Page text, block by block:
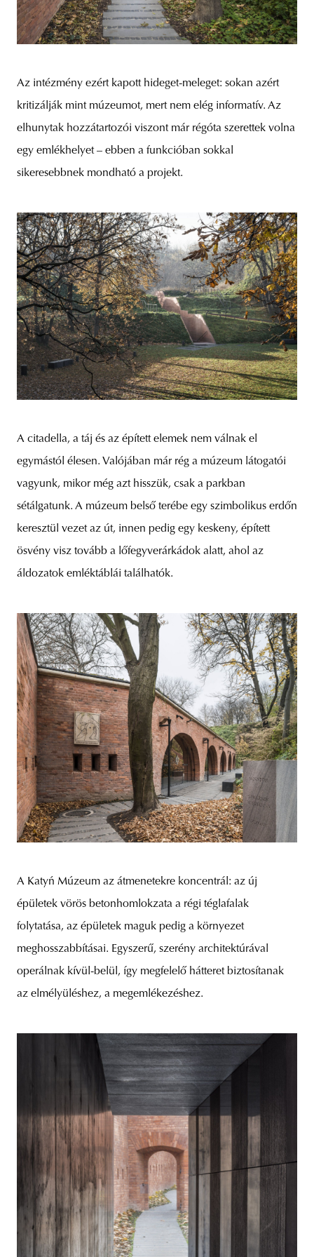
Az intézmény ezért kapott hideget-meleget: sokan azért
kritizálják mint múzeumot, mert nem elég informatív. Az
elhunytak hozzátartozói viszont már régóta szerettek volna
egy emlékhelyet – ebben a funkcióban sokkal
sikeresebbnek mondható a projekt.
A citadella, a táj és az épített elemek nem válnak el
egymástól élesen. Valójában már rég a múzeum látogatói
vagyunk, mikor még azt hisszük, csak a parkban
sétálgatunk. A múzeum belső terébe egy szimbolikus erdőn
keresztül vezet az út, innen pedig egy keskeny, épített
ösvény visz tovább a lőfegyverárkádok alatt, ahol az
áldozatok emléktáblái találhatók.
A Katyń Múzeum az átmenetekre koncentrál: az új
épületek vörös betonhomlokzata a régi téglafalak
folytatása, az épületek maguk pedig a környezet
meghosszabbításai. Egyszerű, szerény architektúrával
operálnak kívül-belül, így megfelelő hátteret biztosítanak
az elmélyüléshez, a megemlékezéshez.